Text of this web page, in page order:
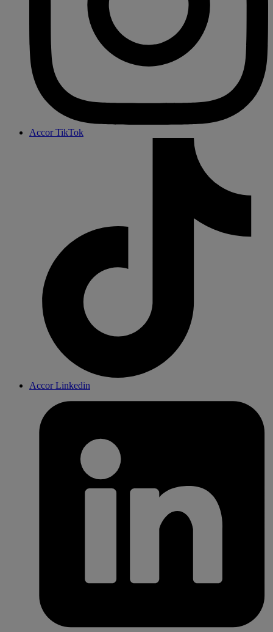
Accor TikTok
Accor Linkedin